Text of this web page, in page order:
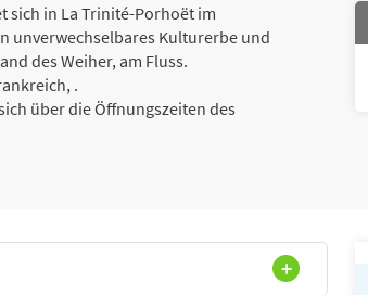
sich in La Trinité-Porhoët im
unverwechselbares Kulturerbe und
des Weiher, am Fluss.
.
über die Öffnungszeiten des